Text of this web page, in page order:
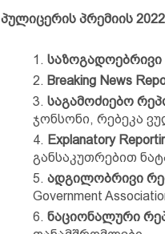
პულიცერის პრემიის
საზოგადოებრივი
Breaking News
საგამოძიებო
ჯონსონი, რებეკა
Explanatory
განსაკუთრებით
ადგილობრივი
Government
ნაციონალური